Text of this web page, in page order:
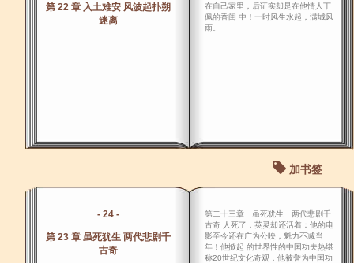
第 22 章 入土难安 风波起扑朔
迷离
在自己家里，后证实却是在他情人丁
佩的香闺 中！一时风生水起，满城风
雨。
加书签
- 24 -
第 23 章 虽死犹生 两代悲剧千
古奇
第二十三章 虽死犹生 两代悲剧千
古奇 人死了，英灵却还活着：他的电
影至今还在广为公映，魁力不减当
年！他掀起 的世界性的中国功夫热堪
称20世纪文化奇观，他被誉为中国功